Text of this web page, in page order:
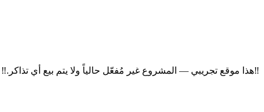
‼هذا موقع تجريبي — المشروع غير مُفعّل حالياً ولا يتم بيع أي تذاكر.‼